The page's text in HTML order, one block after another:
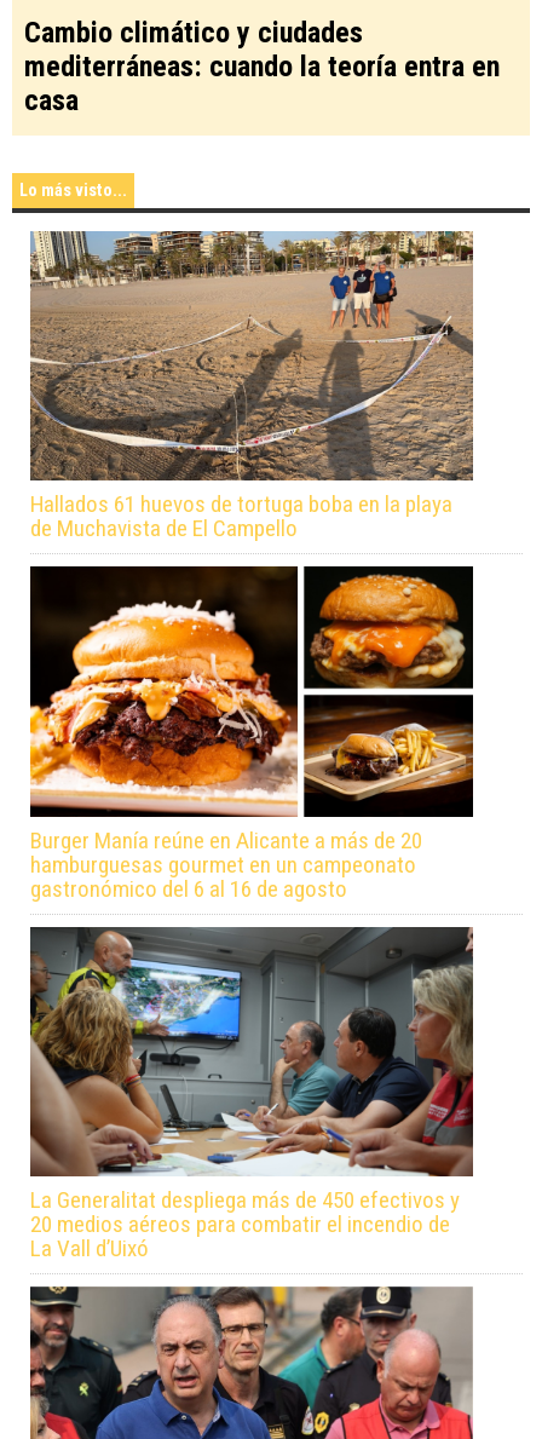
Cambio climático y ciudades
mediterráneas: cuando la teoría entra en
casa
Lo más visto...
Hallados 61 huevos de tortuga boba en la playa
de Muchavista de El Campello
Burger Manía reúne en Alicante a más de 20
hamburguesas gourmet en un campeonato
gastronómico del 6 al 16 de agosto
La Generalitat despliega más de 450 efectivos y
20 medios aéreos para combatir el incendio de
La Vall d’Uixó